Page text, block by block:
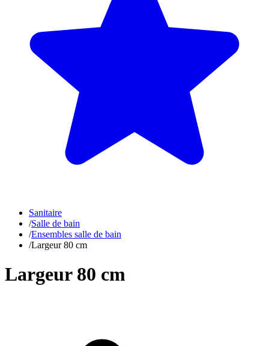
Sanitaire
/Salle de bain
/Ensembles salle de bain
/Largeur 80 cm
Largeur 80 cm